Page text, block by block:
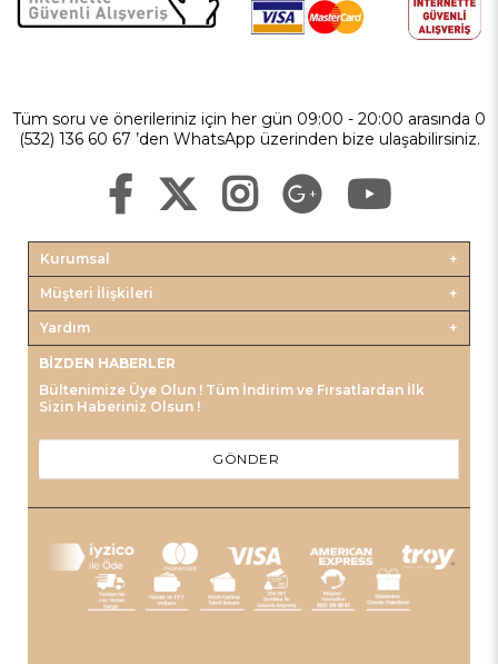
Tüm soru ve önerileriniz için her gün 09:00 - 20:00 arasında 0
(532) 136 60 67 ’den WhatsApp üzerinden bize ulaşabilirsiniz.
Kurumsal
Müşteri İlişkileri
Yardım
BIZDEN HABERLER
Bültenimize Üye Olun ! Tüm İndirim ve Fırsatlardan İlk
Sizin Haberiniz Olsun !
GÖNDER